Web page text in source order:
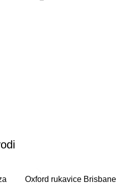
-27%
Oxford rukavice Brisbane